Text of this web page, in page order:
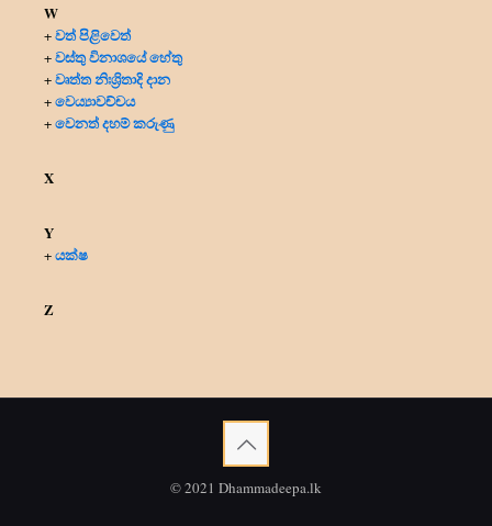
W
+වත් පිළිවෙත්
+වස්තු විනාශයේ හේතු
+වෘත්ත නිඃශ්‍රිතාදි දාන
+වෙය්‍යාවච්චය
+වෙනත් දහම් කරුණු
X
Y
+යක්ෂ
Z
© 2021 Dhammadeepa.lk